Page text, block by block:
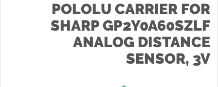
POLOLU CARRIER FOR
SHARP GP2Y0A60SZLF
ANALOG DISTANCE
SENSOR, 3V